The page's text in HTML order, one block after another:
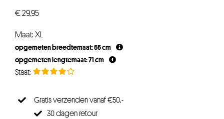
€29,95
Maat: XL
opgemeten breedtemaat: 65 cm
opgemeten lengtemaat: 71 cm
Gratis verzenden vanaf €50,-
30 dagen retour